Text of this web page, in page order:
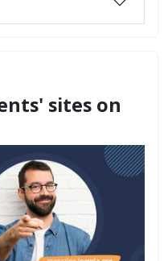
sites on